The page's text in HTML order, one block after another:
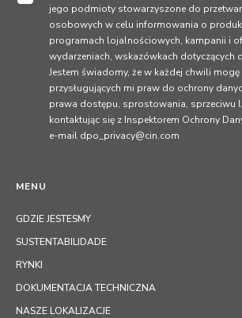
MENU
GDZIE JESTESMY
SUSTENTABILIDADE
RYNKI
DOKUMENTACJA TECHNICZNA
NASZE LOKALIZACJE
jego podmioty stowarzyszone do
osobowych w celu informowania o
programach lojalnościowych, kampanii i
wydarzeniach, wskazówkach dotyczących
Jestem świadomy, że w każdej chwili
przysługujących mi praw do ochrony
prawa dostępu, sprostowania, sprzeciwu
kontaktując się z Inspektorem Ochrony
e-mail dpo_privacy@cin.com